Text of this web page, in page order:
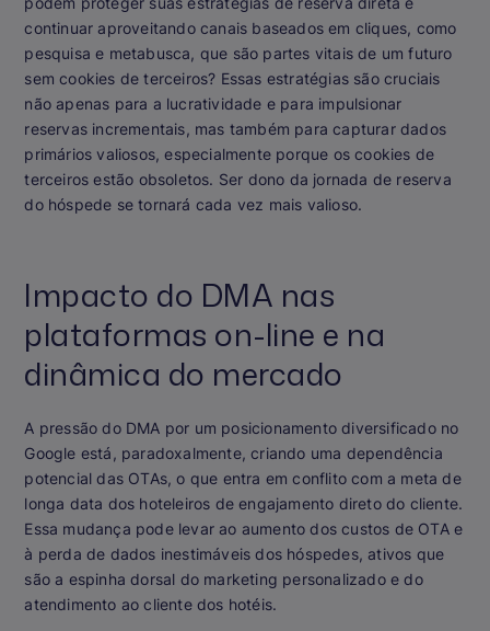
continuar aproveitando canais baseados em cliques, como
pesquisa e metabusca, que são partes vitais de um futuro
sem cookies de terceiros? Essas estratégias são cruciais
não apenas para a lucratividade e para impulsionar
reservas incrementais, mas também para capturar dados
primários valiosos, especialmente porque os cookies de
terceiros estão obsoletos. Ser dono da jornada de reserva
do hóspede se tornará cada vez mais valioso.
Impacto do DMA nas
plataformas on-line e na
dinâmica do mercado
A pressão do DMA por um posicionamento diversificado no
Google está, paradoxalmente, criando uma dependência
potencial das OTAs, o que entra em conflito com a meta de
longa data dos hoteleiros de engajamento direto do cliente.
Essa mudança pode levar ao aumento dos custos de OTA e
à perda de dados inestimáveis dos hóspedes, ativos que
são a espinha dorsal do marketing personalizado e do
atendimento ao cliente dos hotéis.